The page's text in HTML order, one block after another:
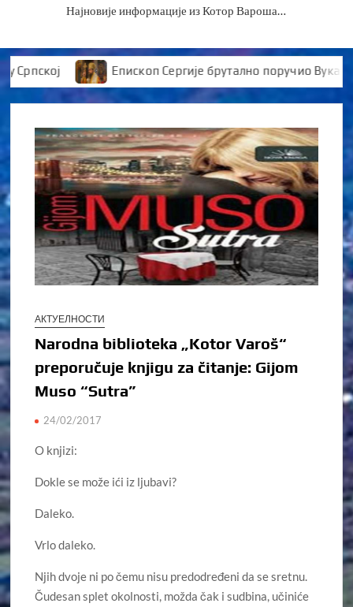
Најновије информације из Котор Вароша…
Епископ Сергије брутално поручио
АКТУЕЛНОСТИ
Narodna biblioteka „Kotor Varoš“
preporučuje knjigu za čitanje: Gijom
Muso “Sutra”
24/02/2017
O knjizi:
Dokle se može ići iz ljubavi?
Daleko.
Vrlo daleko.
Njih dvoje ni po čemu nisu predodređeni da se sretnu.
Čudesan splet okolnosti, možda čak i sudbina, učiniće